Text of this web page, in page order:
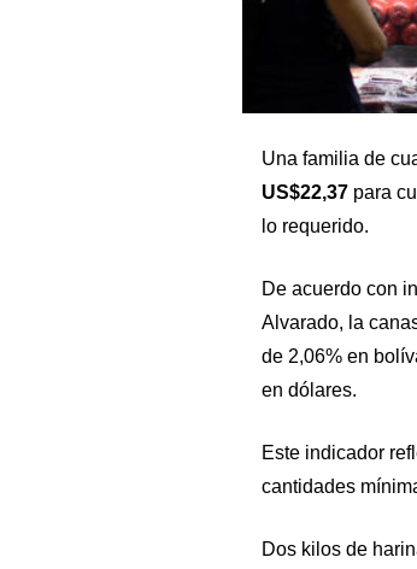
Una familia de
US$22,37para
lo requerido.
De acuerdo con
Alvarado, la
de 2,06% en
en dólares.
Este indicador
cantidades
Dos kilos de